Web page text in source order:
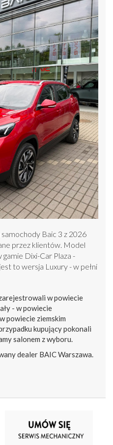
Baic 3 z 2026
przez klientów. Model
Dixi-Car Plaza -
to wersja Luxury - w pełni
w powiecie
- w powiecie
powiecie ziemskim
kupujący pokonali
salonem z wyboru.
dealer BAIC Warszawa.